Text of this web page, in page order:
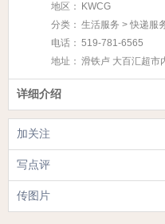
地区：
KWCG
分类： 生活服务 > 快递服
电话： 519-781-6565
地址： 滑铁卢 大百汇超市
详细介绍
加关注
写点评
传图片